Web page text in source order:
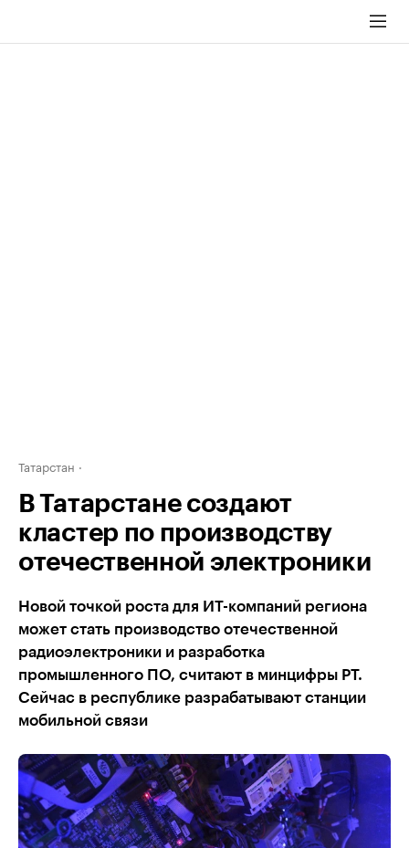
Татарстан
В Татарстане создают
кластер по производству
отечественной электроники
Новой точкой роста для ИТ-компаний региона
может стать производство отечественной
радиоэлектроники и разработка
промышленного ПО, считают в минцифры РТ.
Сейчас в республике разрабатывают станции
мобильной связи